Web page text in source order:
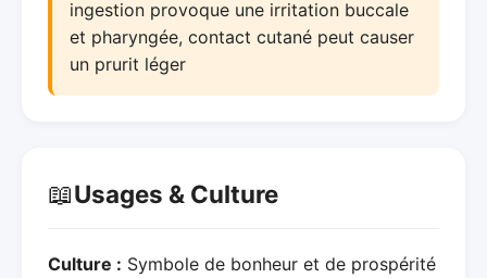
ingestion provoque une irritation buccale
et pharyngée, contact cutané peut causer
un prurit léger
📖Usages & Culture
Culture : Symbole de bonheur et de prospérité